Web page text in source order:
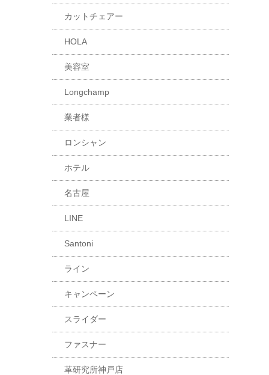
カットチェアー
HOLA
美容室
Longchamp
業者様
ロンシャン
ホテル
名古屋
LINE
Santoni
ライン
キャンペーン
スライダー
ファスナー
革研究所神戸店